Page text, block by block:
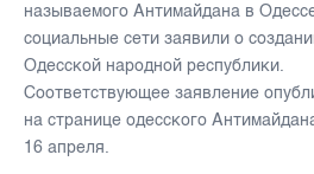
называемого Антимайдана в
социальные сети заявили о
Одесской народной республики.
Соответствующее заявление
на странице одесского
16 апреля.